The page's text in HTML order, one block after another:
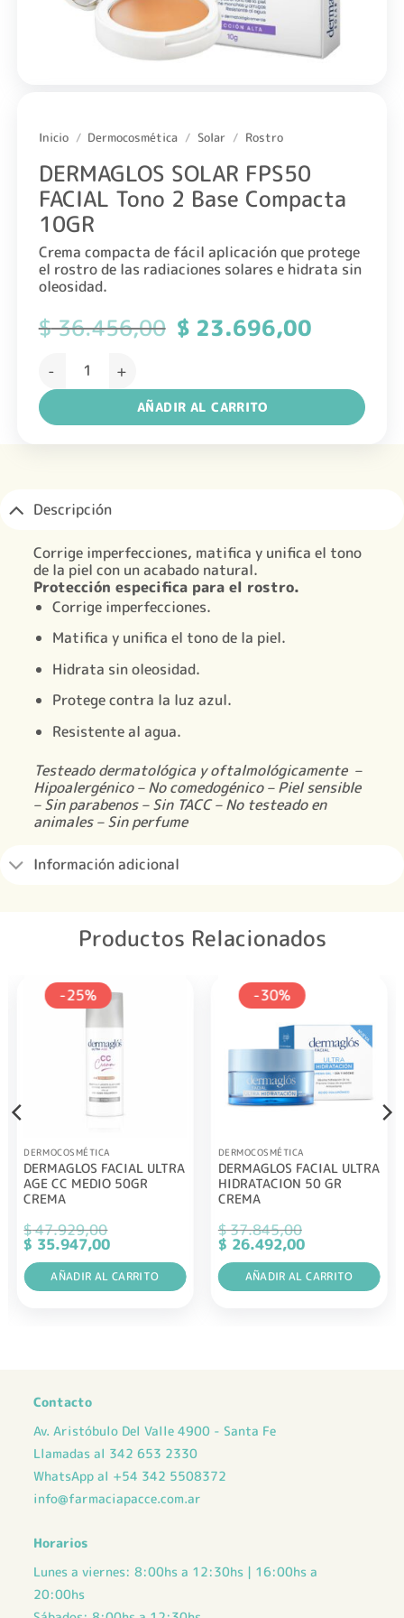
Inicio / Dermocosmética / Solar / Rostro
DERMAGLOS SOLAR FPS50
FACIAL Tono 2 Base Compacta
10GR
Crema compacta de fácil aplicación que protege
el rostro de las radiaciones solares e hidrata sin
oleosidad.
$36.456,00 El
precio
$ 36.456,00.
$23.696,00El
$
DERMAGLOS SOLAR FPS50 FACIAL Tono 2 Base
AÑADIR AL CARRITO
Descripción
Corrige imperfecciones, matifica y unifica el tono
de la piel con un acabado natural.
Protección especifica para el rostro.
Corrige imperfecciones.
Matifica y unifica el tono de la piel.
Hidrata sin oleosidad.
Protege contra la luz azul.
Resistente al agua.
Testeado dermatológica y oftalmológicamente –
Hipoalergénico – No comedogénico – Piel sensible
– Sin parabenos – Sin TACC – No testeado en
animales – Sin perfume
Información adicional
Productos Relacionados
-25%
DERMOCOSMÉTICA
DERMAGLOS FACIAL ULTRA
AGE CC MEDIO 50GR
CREMA
$47.929,00
El
precio
original
era:
$ 47.929,00.
$ 35.947,00El
precio
actual
es:
$ 35.947,00.
AÑADIR AL CARRITO
-30%
DERMOCOSMÉTICA
DERMAGLOS FACIAL ULTRA
HIDRATACION 50 GR
CREMA
$37.845,00
El
precio
original
era:
$ 37.845,00.
$ 26.492,00El
precio
actual
es:
$ 26.492,00.
AÑADIR AL CARRITO
Contacto
Av. Aristóbulo Del Valle 4900 - Santa Fe
Llamadas al 342 653 2330
WhatsApp al +54 342 5508372
info@farmaciapacce.com.ar
Horarios
Lunes a viernes: 8:00hs a 12:30hs | 16:00hs a
20:00hs